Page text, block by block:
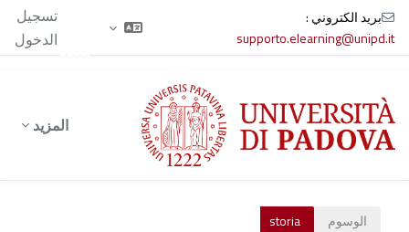
بريد الكتروني :
supporto.elearning@unipd.it
تسجيل
الدخول
المزيد
الوسوم storia